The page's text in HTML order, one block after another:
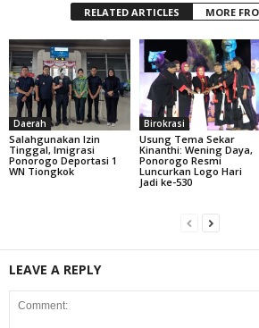
RELATED ARTICLES MORE
Daerah
Salahgunakan Izin
Tinggal, Imigrasi
Ponorogo Deportasi 1
WN Tiongkok
Birokrasi
Usung Tema Sekar
Kinanthi: Wening Daya,
Ponorogo Resmi
Luncurkan Logo Hari
Jadi ke-530
LEAVE A REPLY